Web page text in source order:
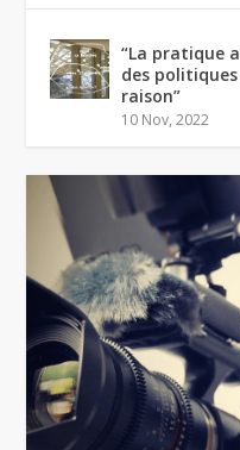
“La pratique
des
raison”
10 Nov, 2022